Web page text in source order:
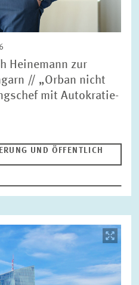
Heinemann zur
// „Orban nicht
mit Autokratie-
UND ÖFFENTLICH